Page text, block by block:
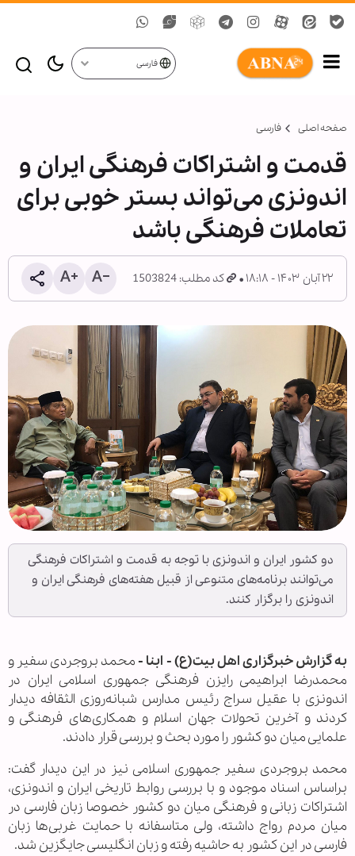
فارسی
صفحه اصلی فارسی
قدمت و اشتراکات فرهنگی ایران و
اندونزی می‌تواند بستر خوبی برای
تعاملات فرهنگی باشد
۲۲ آبان ۱۴۰۳ - ۱۸:۱۸ کد مطلب: 1503824
دو کشور ایران و اندونزی با توجه به قدمت و اشتراکات فرهنگی
می‌توانند برنامه‌های متنوعی از قبیل هفته‌های فرهنگی ایران و
اندونزی را برگزار کنند.
به گزارش خبرگزاری اهل بیت(ع) - ابنا - محمد بروجردی سفیر و
محمدرضا ابراهیمی رایزن فرهنگی جمهوری اسلامی ایران در
اندونزی با عقیل سراج رئیس مدارس شبانه‌روزی الثقافه دیدار
کردند و آخرین تحولات جهان اسلام و همکاری‌های فرهنگی و
علمایی میان دو کشور را مورد بحث و بررسی قرار دادند.
محمد بروجردی سفیر جمهوری اسلامی نیز در این دیدار گفت:
براساس اسناد موجود و با بررسی روابط تاریخی ایران و اندونزی،
اشتراکات زبانی و فرهنگی میان دو کشور خصوصا زبان فارسی در
میان مردم رواج داشته، ولی متاسفانه با حمایت غربی‌ها زبان
فارسی در این کشور به حاشیه رفته و زبان انگلیسی جایگزین شد.